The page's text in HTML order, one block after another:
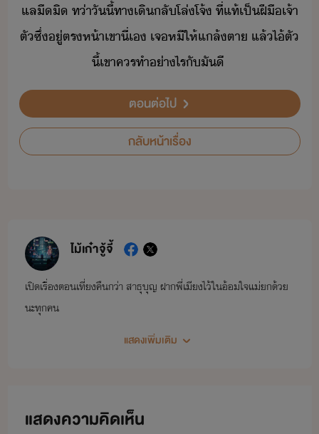
แล​ืิ​ ​ท่า​ัี้​ทาเิ​ลั​โล่โจ้​ ​ที่แท้​เป็ฝี​ื​เจ้า
ตั​ซึ่​ู่​ตรห้า​เขา​ี่เ​ ​เจ​หี​ให้​แล้​ตา​ ​แล้​ไ้​ตั​
ี้​เขา​คร​ทำ​่าไร​ั​ั​ี
ตอนต่อไป
กลับหน้าเรื่อง
ไม้เก๋าจู้จี้
เปิดเรื่องตอนเที่ยงคืนกว่า สาธุบุญ ฝากพี่เมียงไว้ในอ้อมใจแม่ยกด้วย
นะทุกคน
แสดงเพิ่มเติม
แสดงความคิดเห็น